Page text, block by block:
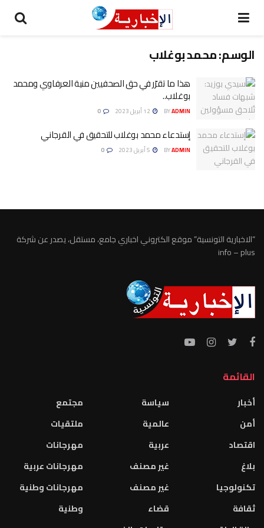
الوسم:محمد بوغلاب
هذا ما تقرّر في حق الصحفيين منية العرفاوي ومحمد
بوغلاب..
BYADMIN
إستدعاء محمد بوغلاب للتحقيق في القرجاني
BYADMIN
“الاخبارية التونسية” موقع الكتروني اخباري جامع، مستقل، يصدر عن شركة
info – plus
القائمة
أخبار
أمن
اقتصاد
بلاغ
تكنولوجيا
ثقافة
سياسة
عالمية
عربية
غير مصنف
غير مصنف
قضاء
مجتمع
ملتقيات
مهرجانات
مهرجانات عربية
مهرجانات وطنية
وطنية